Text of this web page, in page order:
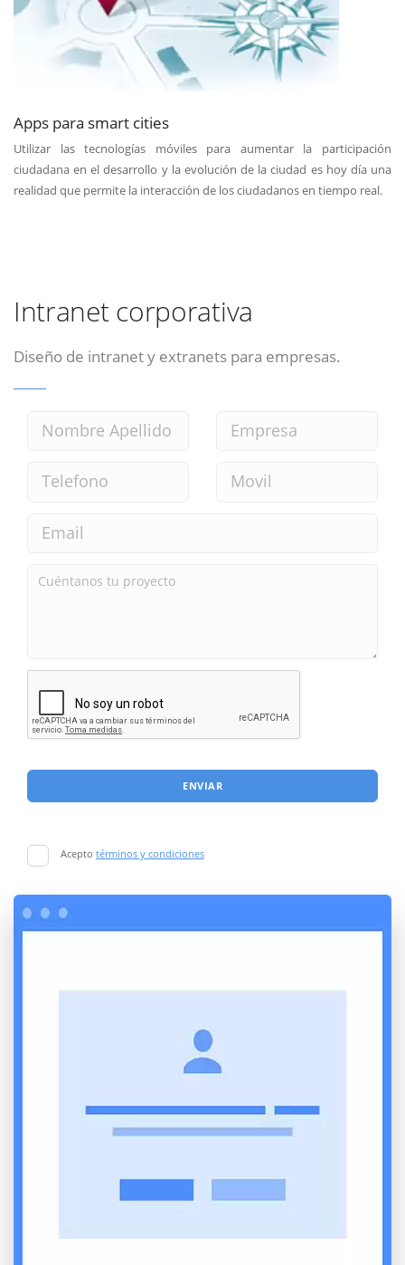
Apps para smart cities
Utilizar las tecnologías móviles para aumentar la participación
ciudadana en el desarrollo y la evolución de la ciudad es hoy día una
realidad que permite la interacción de los ciudadanos en tiempo real.
Intranet corporativa
Diseño de intranet y extranets para empresas.
ENVIAR
Acepto términos y condiciones